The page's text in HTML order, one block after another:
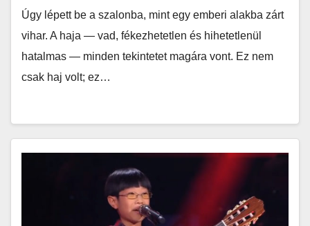
Úgy lépett be a szalonba, mint egy emberi alakba zárt
vihar. A haja — vad, fékezhetetlen és hihetetlenül
hatalmas — minden tekintetet magára vont. Ez nem
csak haj volt; ez…